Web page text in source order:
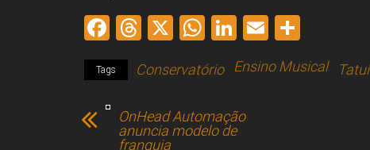
F
a
ce
b
o
T
e
a
d
X
W
at
A
Li
e
dI
n
E
ai ar
Tags Conservatório Ensino Musical Tatuí
OnHead Automação
anuncia modelo de
franquia